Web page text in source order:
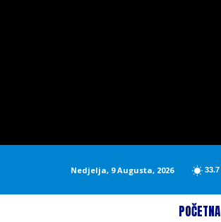
Nedjelja, 9 Augusta, 2026 33.7
POČETNA